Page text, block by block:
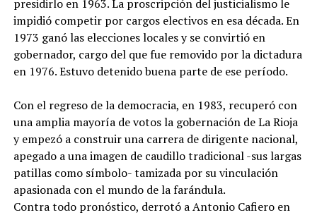
presidirlo en 1963. La proscripción del justicialismo le
impidió competir por cargos electivos en esa década. En
1973 ganó las elecciones locales y se convirtió en
gobernador, cargo del que fue removido por la dictadura
en 1976. Estuvo detenido buena parte de ese período.
Con el regreso de la democracia, en 1983, recuperó con
una amplia mayoría de votos la gobernación de La Rioja
y empezó a construir una carrera de dirigente nacional,
apegado a una imagen de caudillo tradicional -sus largas
patillas como símbolo- tamizada por su vinculación
apasionada con el mundo de la farándula.
Contra todo pronóstico, derrotó a Antonio Cafiero en